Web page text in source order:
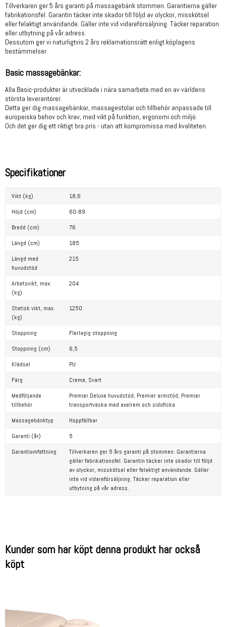
Tillverkaren ger 5 års garanti på massagebänk stommen. Garantierna gäller
fabrikationsfel. Garantin täcker inte skador till följd av olyckor, misskötsel
eller felaktigt användande. Gäller inte vid vidareförsäljning. Täcker reparation
eller utbytning på vår adress.
Dessutom ger vi naturligtvis 2 års reklamationsrätt enligt köplagens
bestämmelser.
Basic massagebänkar:
Alla Basic-produkter är utvecklade i nära samarbete med en av världens
största leverantörer.
Detta ger dig massagebänkar, massagestolar och tillbehör anpassade till
europeiska behov och krav, med vikt på funktion, ergonomi och miljö.
Och det ger dig ett riktigt bra pris - utan att kompromissa med kvaliteten.
Specifikationer
Vikt (kg)
18,6
Höjd (cm)
60-89
Bredd (cm)
76
Längd (cm)
185
Längd med
huvudstöd
215
Arbetsvikt, max.
(kg)
204
Statisk vikt, max.
(kg)
1250
Stoppning
Flerlagig stoppning
Stoppning (cm)
6,5
Klädsel
PU
Färg
Creme, Svart
Medföljande
tillbehör
Premier Deluxe huvudstöd, Premier armstöd, Premier
transportväska med axelrem och sidoficka
Massagebänktyp
Hoppfällbar
Garanti (år)
5
Garantiomfattning
Tillverkaren ger 5 års garanti på stommen. Garantierna
gäller fabrikationsfel. Garantin täcker inte skador till följd
av olyckor, misskötsel eller felaktigt användande. Gäller
inte vid vidareförsäljning. Täcker reparation eller
utbytning på vår adress.
Kunder som har köpt denna produkt har också
köpt